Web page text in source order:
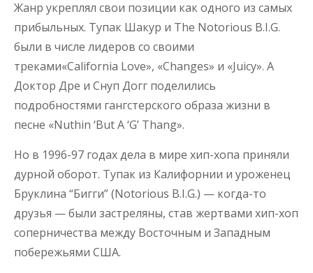
Жанр укреплял свои позиции как одного из самых
прибыльных. Тупак Шакур и The Notorious B.I.G.
были в числе лидеров со своими
треками«California Love», «Changes» и «Juicy». А
Доктор Дре и Снуп Догг поделились
подробностями гангстерского образа жизни в
песне «Nuthin ‘But A ‘G’ Thang».
Но в 1996-97 годах дела в мире хип-хопа приняли
дурной оборот. Тупак из Калифорнии и уроженец
Бруклина “Бигги” (Notorious B.I.G.) — когда-то
друзья — были застреляны, став жертвами хип-хоп
соперничества между Восточным и Западным
побережьями США.